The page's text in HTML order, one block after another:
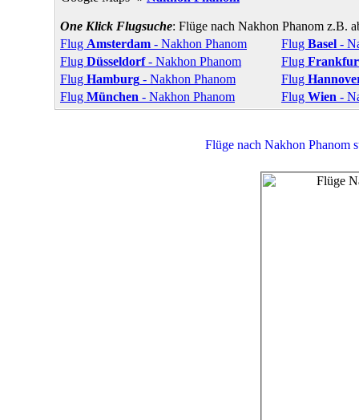
One Klick Flugsuche: Flüge nach Nakhon Phanom z.B.
Flug Amsterdam - Nakhon Phanom Flug Basel -
Flug Düsseldorf- Nakhon Phanom Flug
Flug Hamburg - Nakhon Phanom Flug
Flug München - Nakhon Phanom Flug Wien -